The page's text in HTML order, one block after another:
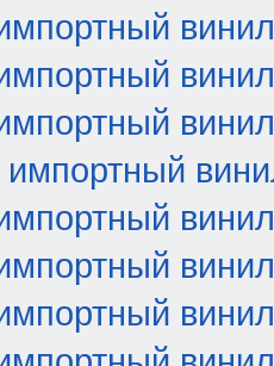
винил
винил
винил
винил
винил
винил